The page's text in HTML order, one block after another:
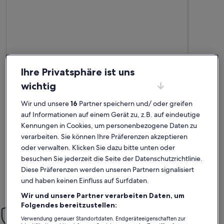
Weitere Infos zu CAS GENERAL - Ferienhaus mit Terrasse
CAS GENERAL
10 von 10
Außergewöhnlich
außergewöhnlich
32 Bewertungen
(32
bewertungen)
Tuvimos una estancia encantadora en esta propiedad. El
apartamento estaba impecablemente limpio, acogedor y
equipado con todo lo que necesitábamos. La ubicación era
perfecta para explorar los alrededores y la comunicación con
el anfitrión fue excelente. Recomendamos este lugar.
Alex F.
Aufenthalt im Juli 2025
1010 von
Patricia
braucht.
Einfach sorglos
Mit unserer Mit-Vertrauen-Buchen-Garantie bieten wir dir rund
Ihre Privatsphäre ist uns
wichtig
Wir und unsere16 Partner speichern und/ oder greifen
auf Informationen auf einem Gerät zu, z.B. auf eindeutige
Kennungen in Cookies, um personenbezogene Daten zu
verarbeiten. Sie können Ihre Präferenzen akzeptieren
oder verwalten. Klicken Sie dazu bitte unten oder
besuchen Sie jederzeit die Seite der Datenschutzrichtlinie.
Diese Präferenzen werden unseren Partnern signalisiert
und haben keinen Einfluss auf Surfdaten.
Wir und unsere Partner verarbeiten Daten, um
Folgendes bereitzustellen:
Verwendung genauer Standortdaten. Endgeräteeigenschaften zur